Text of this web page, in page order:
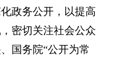
政务公开，以提高
密切关注社会公众
国务院“公开为常